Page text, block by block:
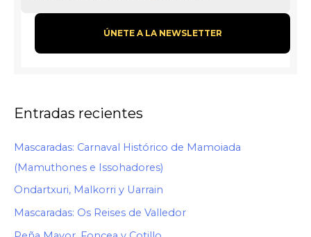
Entradas recientes
Mascaradas: Carnaval Histórico de Mamoiada
(Mamuthones e Issohadores)
Ondartxuri, Malkorri y Uarrain
Mascaradas: Os Reises de Valledor